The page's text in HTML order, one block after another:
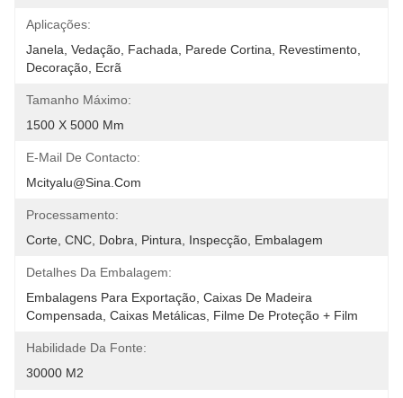
Aplicações:
Janela, Vedação, Fachada, Parede Cortina, Revestimento,
Decoração, Ecrã
Tamanho Máximo:
1500 X 5000 Mm
E-Mail De Contacto:
Mcityalu@sina.com
Processamento:
Corte, CNC, Dobra, Pintura, Inspecção, Embalagem
Detalhes Da Embalagem:
Embalagens Para Exportação, Caixas De Madeira
Compensada, Caixas Metálicas, Filme De Proteção + Film
Habilidade Da Fonte:
30000 M2